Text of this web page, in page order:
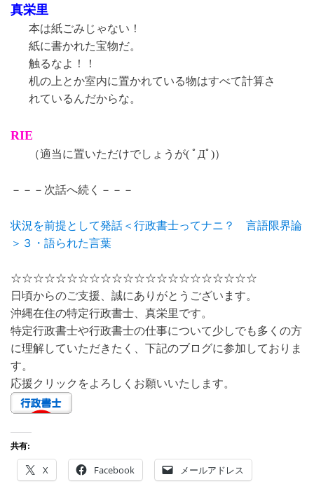
真栄里
本は紙ごみじゃない！
紙に書かれた宝物だ。
触るなよ！！
机の上とか室内に置かれている物はすべて計算さ
れているんだからな。
RIE
（適当に置いただけでしょうが( ﾟДﾟ)）
－－－次話へ続く－－－
状況を前提として発話＜行政書士ってナニ？ 言語限界論
＞３・語られた言葉
☆☆☆☆☆☆☆☆☆☆☆☆☆☆☆☆☆☆☆☆☆☆
日頃からのご支援、誠にありがとうございます。
沖縄在住の特定行政書士、真栄里です。
特定行政書士や行政書士の仕事について少しでも多くの方
に理解していただきたく、下記のブログに参加しておりま
す。
応援クリックをよろしくお願いいたします。
共有:
X Facebook メールアドレス